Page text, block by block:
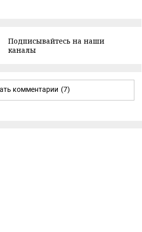
Подписывайтесь на наши
каналы
комментарии (7)